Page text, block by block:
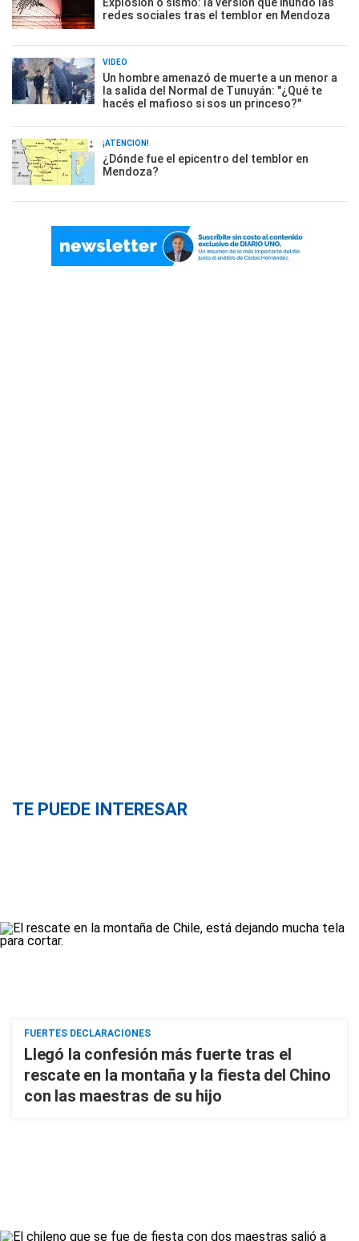
redes sociales tras el temblor en Mendoza
VIDEO
Un hombre amenazó de muerte a un menor a
la salida del Normal de Tunuyán: "¿Qué te
hacés el mafioso si sos un princeso?"
¡ATENCIÓN!
¿Dónde fue el epicentro del temblor en
Mendoza?
TE PUEDE INTERESAR
FUERTES DECLARACIONES
Llegó la confesión más fuerte tras el
rescate en la montaña y la fiesta del Chino
con las maestras de su hijo